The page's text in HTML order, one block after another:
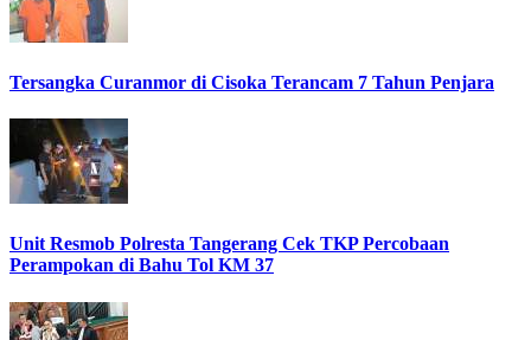
Tersangka Curanmor di Cisoka Terancam 7 Tahun Penjara
Unit Resmob Polresta Tangerang Cek TKP Percobaan
Perampokan di Bahu Tol KM 37